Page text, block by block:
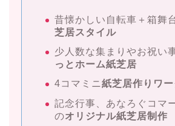
昔懐かしい自転車＋箱舞
芝居スタイル
少人数な集まりやお祝い
っとホーム紙芝居
4コマミニ紙芝居作りワ
記念行事、あなろぐコマ
のオリジナル紙芝居制作